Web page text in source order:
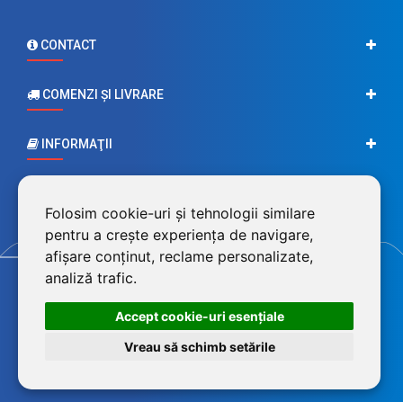
Folosim cookie-uri și tehnologii similare
pentru a crește experiența de navigare,
afișare conținut, reclame personalizate,
analiză trafic.
Accept cookie-uri esenţiale
Vreau să schimb setările
CONTACT
COMENZI ŞI LIVRARE
INFORMAŢII
©2026 BluPower® marcă înregistrată a FEROTECH DISTRIBUTION SRL,